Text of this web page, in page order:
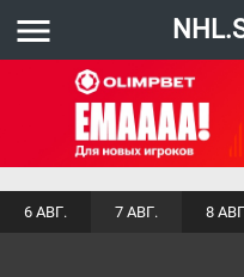
menu
6 АВГ. 7 АВГ. 8